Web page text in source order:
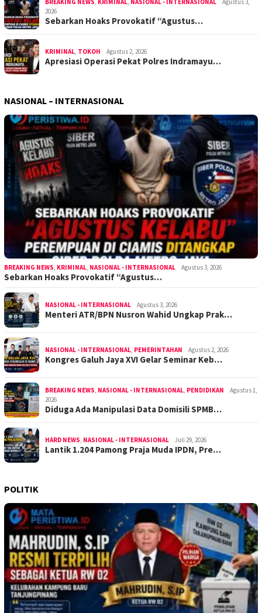
2026
Sebarkan Hoaks Provokatif “Agustus…
KRIMINAL TOKOH Agustus 2, 2026
Apresiasi Operasi Pekat Polres Indramayu…
NASIONAL – INTERNASIONAL
BREAKING NEWS KRIMINAL NASIONAL - INTERNASIONAL Agustus 3, 2026
Sebarkan Hoaks Provokatif “Agustus…
NASIONAL - INTERNASIONAL Agustus 3, 2026
Menteri ATR/BPN Nusron Wahid Ungkap Prak…
NASIONAL - INTERNASIONAL PEMERINTAHAN Agustus 2, 2026
Kongres Galuh Jaya XVI Gelar Seminar Keb…
BREAKING NEWS NASIONAL - INTERNASIONAL PENDIDIKAN
Agustus 1,
2026
Diduga Ada Manipulasi Data Domisili SPMB…
HARD NEWS NASIONAL - INTERNASIONAL Juli 29, 2026
Lantik 1.204 Pamong Praja Muda IPDN, Pre…
POLITIK